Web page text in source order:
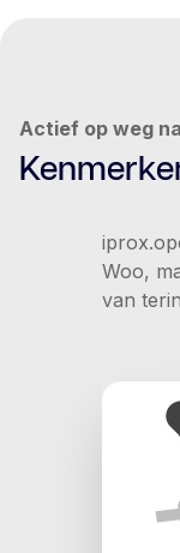
Actief op weg
Woo,
van